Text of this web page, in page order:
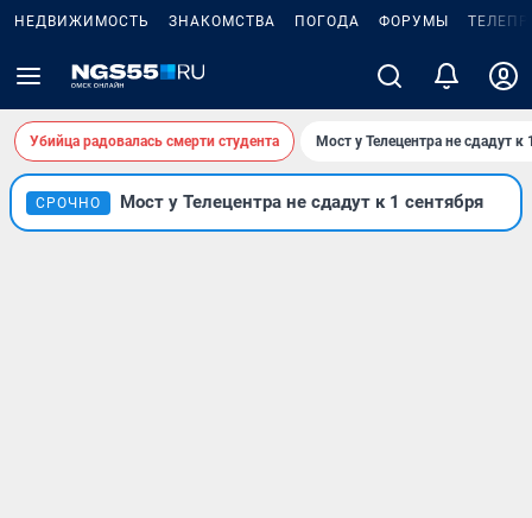
НЕДВИЖИМОСТЬ ЗНАКОМСТВА ПОГОДА ФОРУМЫ
Убийца радовалась смерти студента Мост у Телецентра не сдадут к
СРОЧНО Мост у Телецентра не сдадут к 1 сентября